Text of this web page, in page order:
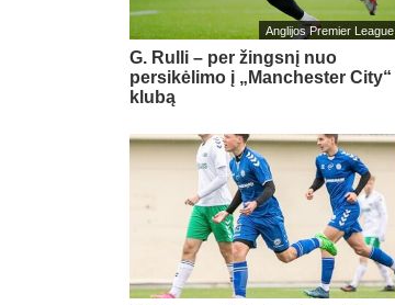
Anglijos Premier League
G. Rulli – per žingsnį nuo
persikėlimo į „Manchester City“
klubą